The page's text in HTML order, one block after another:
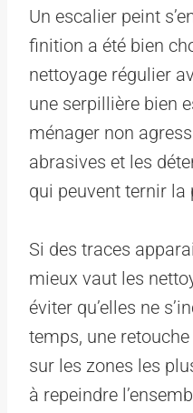
Un escalier peint
finition a été bien
nettoyage régulier
une serpillière bien
ménager non
abrasives et les
qui peuvent ternir la
Si des traces
mieux vaut les
éviter qu’elles ne
temps, une
sur les zones les
à repeindre